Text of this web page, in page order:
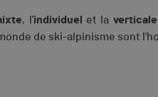
, l'individuel et la verticale
de ski-alpinisme sont